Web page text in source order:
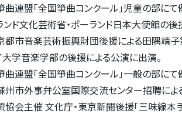
連盟「全国箏曲コンクール」児童の部にて
ド文化芸術省・ポーランド日本大使館の後
都市音楽芸術振興財団後援による田隅靖子
学音楽学部の後援による公演に出演。
連盟「全国箏曲コンクール」一般の部にて
市外事弁公室国際交流センター招聘による
会主催 文化庁・東京新聞後援「三味線本